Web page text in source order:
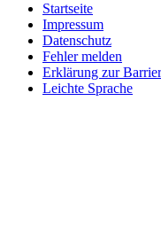
Startseite
Impressum
Datenschutz
Fehler melden
Erklärung zur
Leichte Sprache